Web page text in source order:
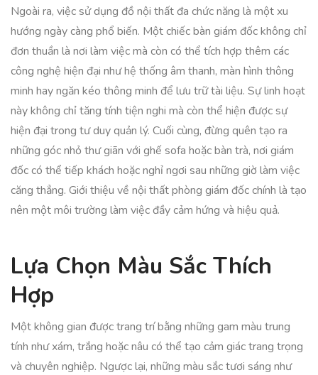
Ngoài ra, việc sử dụng đồ nội thất đa chức năng là một xu
hướng ngày càng phổ biến. Một chiếc bàn giám đốc không chỉ
đơn thuần là nơi làm việc mà còn có thể tích hợp thêm các
công nghệ hiện đại như hệ thống âm thanh, màn hình thông
minh hay ngăn kéo thông minh để lưu trữ tài liệu. Sự linh hoạt
này không chỉ tăng tính tiện nghi mà còn thể hiện được sự
hiện đại trong tư duy quản lý. Cuối cùng, đừng quên tạo ra
những góc nhỏ thư giãn với ghế sofa hoặc bàn trà, nơi giám
đốc có thể tiếp khách hoặc nghỉ ngơi sau những giờ làm việc
căng thẳng. Giới thiệu về nội thất phòng giám đốc chính là tạo
nên một môi trường làm việc đầy cảm hứng và hiệu quả.
Lựa Chọn Màu Sắc Thích
Hợp
Một không gian được trang trí bằng những gam màu trung
tính như xám, trắng hoặc nâu có thể tạo cảm giác trang trọng
và chuyên nghiệp. Ngược lại, những màu sắc tươi sáng như